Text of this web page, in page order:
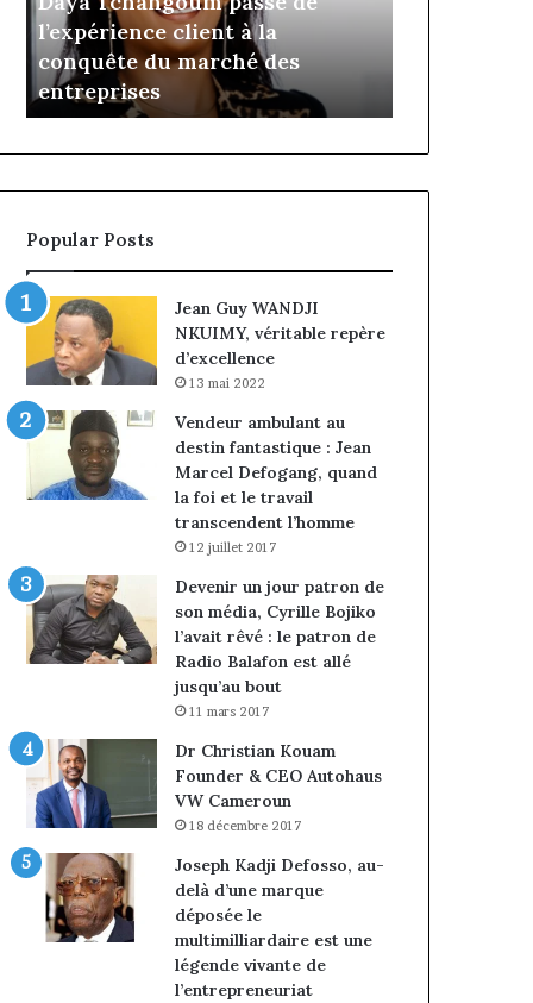
Tchangoum
passe
de
l’expérience
client
conquête
marché
des
entreprises
l’expérience client à la
conquête du marché des
entreprises
Général
fin
pour
Popular Posts
Jean Guy WANDJI
NKUIMY, véritable repère
d’excellence
13 mai 2022
Vendeur ambulant au
destin fantastique : Jean
Marcel Defogang, quand
la foi et le travail
transcendent l’homme
12 juillet 2017
Devenir un jour patron de
son média, Cyrille Bojiko
l’avait rêvé : le patron de
Radio Balafon est allé
jusqu’au bout
11 mars 2017
Dr Christian Kouam
Founder & CEO Autohaus
VW Cameroun
18 décembre 2017
Joseph Kadji Defosso, au-
delà d’une marque
déposée le
multimilliardaire est une
légende vivante de
l’entrepreneuriat